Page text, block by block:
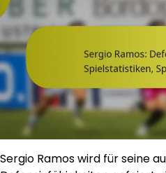
Sergio Ramos wird für seine